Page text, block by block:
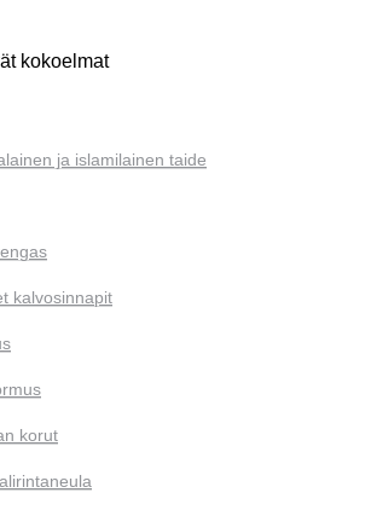
kokoelmat
ja islamilainen taide
kalvosinnapit
korut